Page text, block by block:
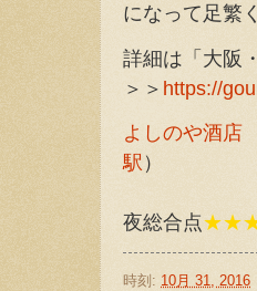
になって足繁
詳細は「大阪
＞＞ https://
よしのや酒店
駅）
夜総合点
時刻: 10月 31, 2016